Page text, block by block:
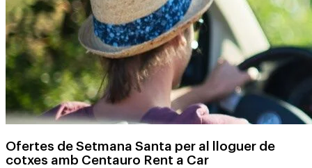
Ofertes de Setmana Santa per al lloguer de
cotxes amb Centauro Rent a Car